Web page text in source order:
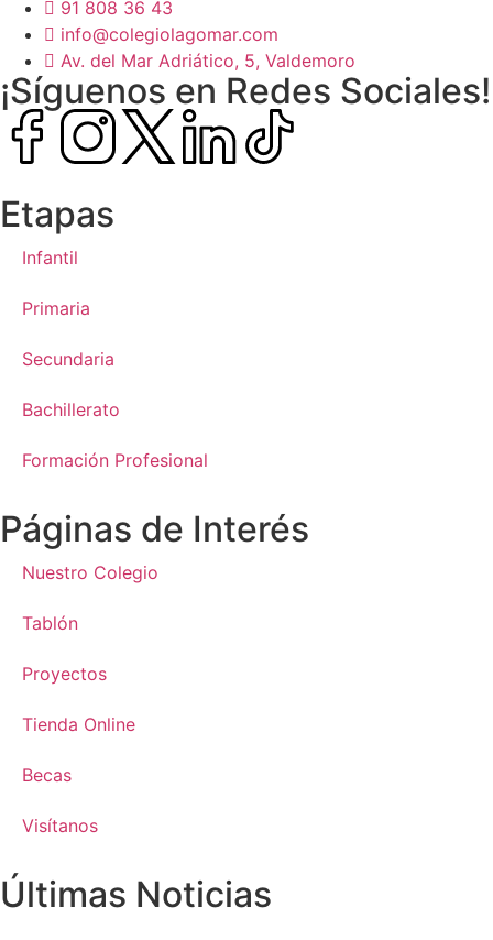
91 808 36 43
info@colegiolagomar.com
Av. del Mar Adriático, 5, Valdemoro
¡Síguenos en Redes Sociales!
Etapas
Infantil
Primaria
Secundaria
Bachillerato
Formación Profesional
Páginas de Interés
Nuestro Colegio
Tablón
Proyectos
Tienda Online
Becas
Visítanos
Últimas Noticias